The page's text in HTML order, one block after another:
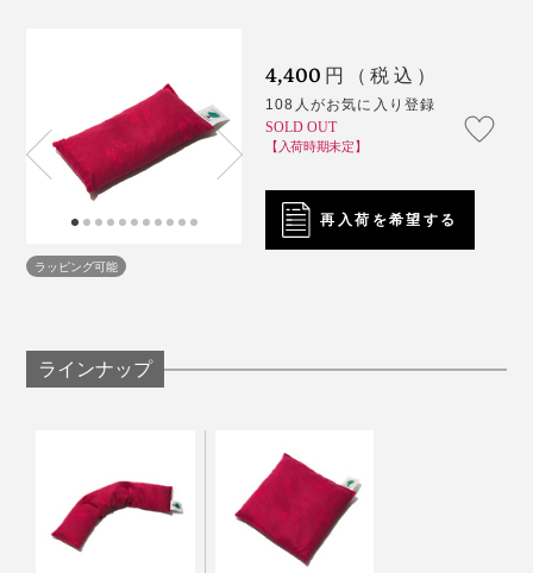
握りやすいサイズ感だから、冷えやコリ、気になる部分
をピンポイントで温められます。
オフィスや旅先への携帯用としてもどうぞ。
この表情、ホンモノの反応です（笑）※写真は「セヴィコロング」
「寝違えてしまって首が痛い」と訴えていた撮影モデル
をしてくれて、笑ってしまいました。
温めるとチェリー種特有の香りがふわっと漂うのです
が、「この香りが好き」、「気にならない」、「ちょっ
と苦手」と、スタッフの意見がわかれました。
香りが気になる方は、一度お湯で洗っていただくと緩和
ラッピング可能
4,400 円（税込）
108人がお気に入り登録
SOLD OUT
【入荷時期未定】
再入荷を希望する
ラインナップ